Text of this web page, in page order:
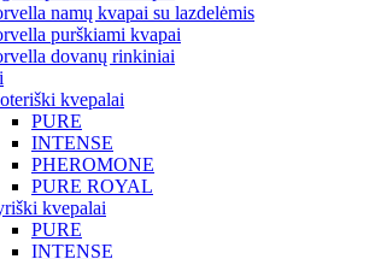
namų kvapai su lazdelėmis
purškiami kvapai
dovanų rinkiniai
kvepalai
PURE
INTENSE
PHEROMONE
PURE ROYAL
kvepalai
PURE
INTENSE